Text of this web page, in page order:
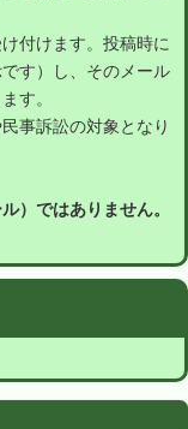
付けます。投稿時に
す）し、そのメール
す。
事訴訟の対象となり
）ではありません。